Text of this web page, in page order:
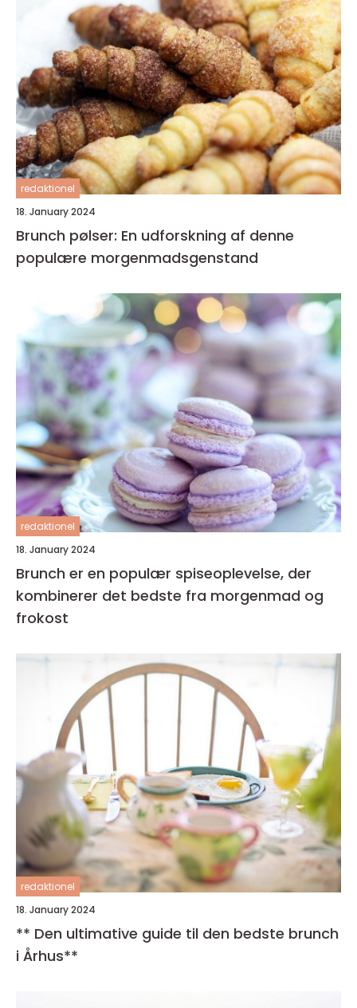
redaktionel
18. January 2024
Brunch pølser: En udforskning af denne
populære morgenmadsgenstand
redaktionel
18. January 2024
Brunch er en populær spiseoplevelse, der
kombinerer det bedste fra morgenmad og
frokost
redaktionel
18. January 2024
** Den ultimative guide til den bedste brunch
i Århus**